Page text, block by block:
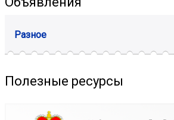
Разное
Полезные ресурсы